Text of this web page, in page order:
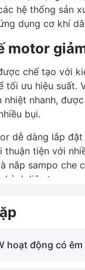
giảm tốc mini
tốc mini 60W
- Trục thẳng
- Trục
cơ giảm tốc
24 tháng
- Công nghệ
cho đại lý và đơn
hệ thống sản
dụng cơ khí
motor
chế tạo với
tối ưu hiệu suất.
nhanh,
bụi.
dễ dàng lắp
tiện với
nắp sampo che
liên tục.
hoạt động có